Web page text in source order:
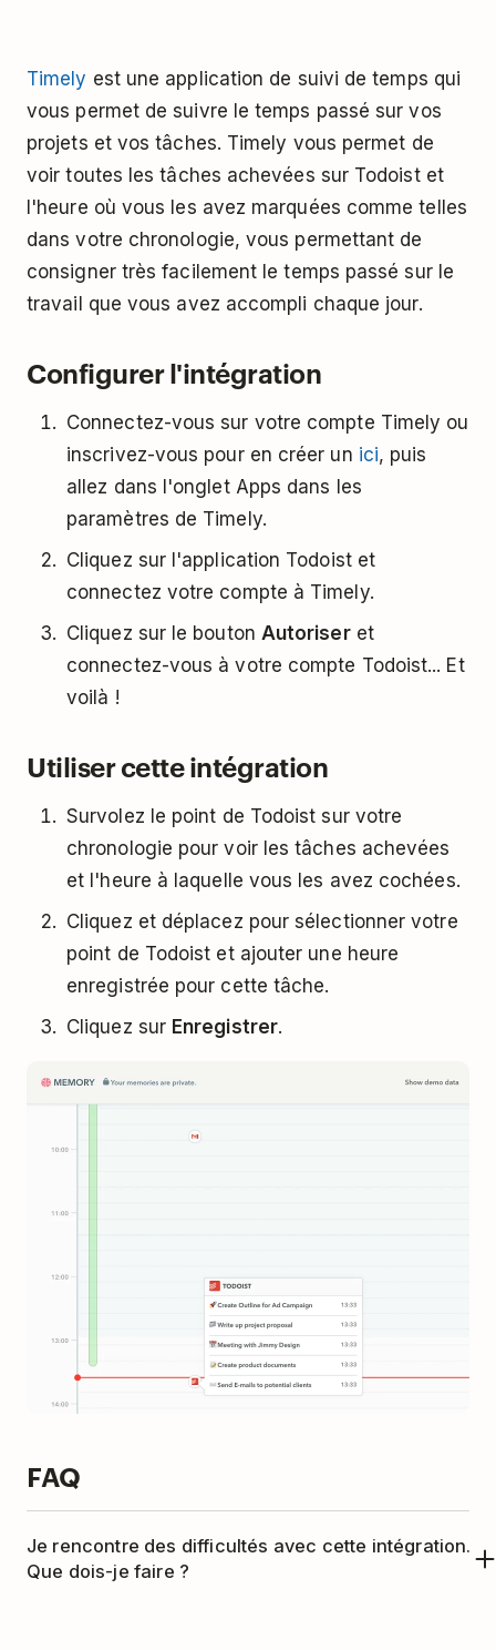
Timely est une application de suivi de temps qui
vous permet de suivre le temps passé sur vos
projets et vos tâches. Timely vous permet de
voir toutes les tâches achevées sur Todoist et
l'heure où vous les avez marquées comme telles
dans votre chronologie, vous permettant de
consigner très facilement le temps passé sur le
travail que vous avez accompli chaque jour.
Configurer l'intégration
Connectez-vous sur votre compte Timely ou
inscrivez-vous pour en créer un ici, puis
allez dans l'onglet Apps dans les
paramètres de Timely.
Cliquez sur l'application Todoist et
connectez votre compte à Timely.
Cliquez sur le bouton Autoriseret
connectez-vous à votre compte Todoist... Et
voilà !
Utiliser cette intégration
Survolez le point de Todoist sur votre
chronologie pour voir les tâches achevées
et l'heure à laquelle vous les avez cochées.
Cliquez et déplacez pour sélectionner votre
point de Todoist et ajouter une heure
enregistrée pour cette tâche.
Cliquez sur Enregistrer.
FAQ
Je rencontre des difficultés avec cette intégration.
Que dois-je faire ?